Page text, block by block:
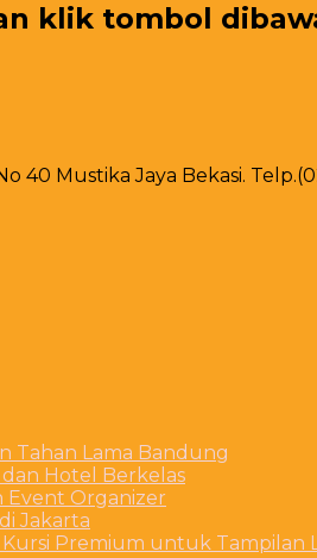
klik tombol
Mustika Jaya Bekasi.
Tahan Lama Bandung
Hotel Berkelas
Event Organizer
Jakarta
Premium untuk Tampilan